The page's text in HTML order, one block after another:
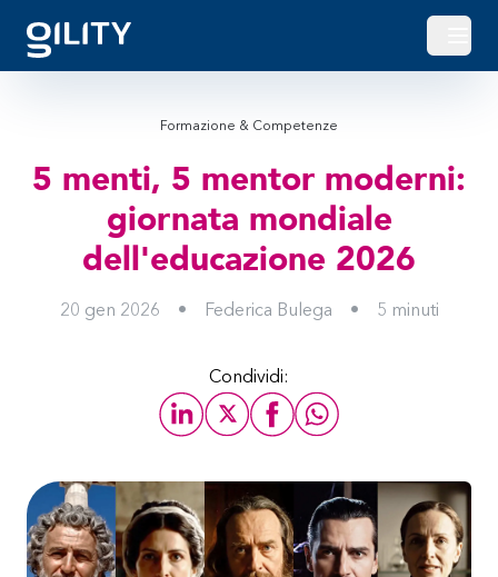
Apri
Formazione & Competenze
5 menti, 5 mentor moderni:
giornata mondiale
dell'educazione 2026
20 gen 2026 • Federica Bulega • 5 minuti
Condividi: